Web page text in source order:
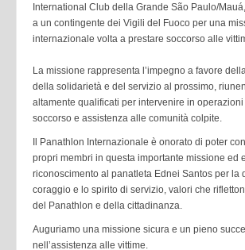
International Club della Grande São Paulo/
a un contingente dei Vigili del Fuoco per una
internazionale volta a prestare soccorso alle
La missione rappresenta l’impegno a favore
della solidarietà e del servizio al prossimo,
altamente qualificati per intervenire in operazioni
soccorso e assistenza alle comunità colpite.
Il Panathlon Internazionale è onorato di poter
propri membri in questa importante missione ed
riconoscimento al panatleta Ednei Santos per la
coraggio e lo spirito di servizio, valori che
del Panathlon e della cittadinanza.
Auguriamo una missione sicura e un pieno
nell’assistenza alle vittime.